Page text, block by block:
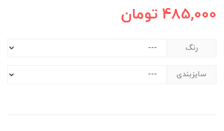
485,000 تومان
رنگ
سایزبندی